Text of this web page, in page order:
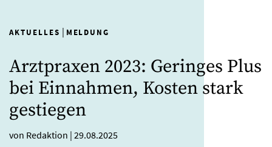
AKTUELLES | MELDUNG
Arztpraxen 2023: Geringes Plus
bei Einnahmen, Kosten stark
gestiegen
von Redaktion | 29.08.2025